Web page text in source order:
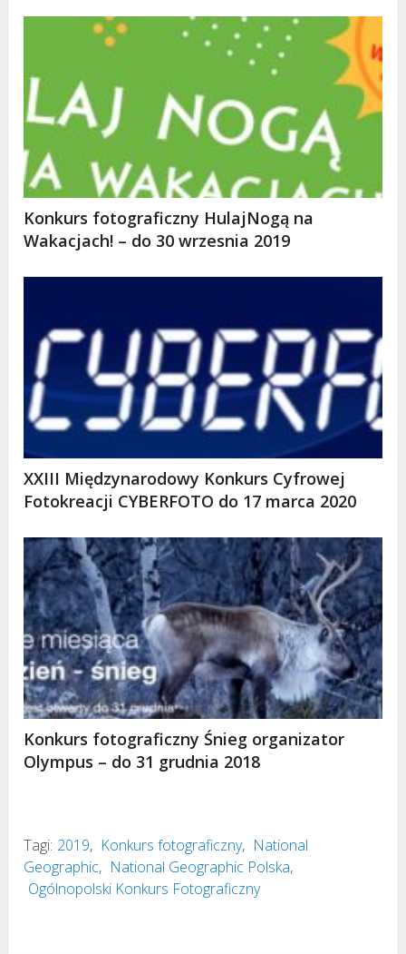
Konkurs fotograficzny HulajNogą na
Wakacjach! – do 30 wrzesnia 2019
XXIII Międzynarodowy Konkurs Cyfrowej
Fotokreacji CYBERFOTO do 17 marca 2020
Konkurs fotograficzny Śnieg organizator
Olympus – do 31 grudnia 2018
Tagi: 2019, Konkurs fotograficzny, National
Geographic, National Geographic Polska,
Ogólnopolski Konkurs Fotograficzny